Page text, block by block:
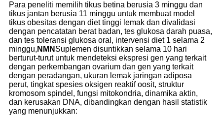
Para peneliti memilih tikus betina berusia 3 minggu dan
tikus jantan berusia 11 minggu untuk membuat model
tikus obesitas dengan diet tinggi lemak dan divalidasi
dengan pencatatan berat badan, tes glukosa darah puasa,
dan tes toleransi glukosa oral, intervensi diet 1 selama 2
minggu, NMN Suplemen disuntikkan selama 10 hari
berturut-turut untuk mendeteksi ekspresi gen yang terkait
dengan perkembangan ovarium dan gen yang terkait
dengan peradangan, ukuran lemak jaringan adiposa
perut, tingkat spesies oksigen reaktif oosit, struktur
kromosom spindel, fungsi mitokondria, dinamika aktin,
dan kerusakan DNA, dibandingkan dengan hasil statistik
yang menunjukkan: